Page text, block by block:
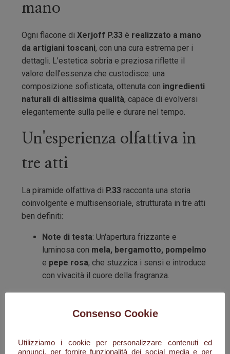
mano
Ogni flacone diXerjoff P.33 è realizzato a mano
da artigiani toscani, con una cura estrema per i
dettagli. L’estetica sobria e preziosa riflette il
valore dell’essenza che custodisce: una
composizione sofisticata, ottenuta con ingredienti
naturali di altissima qualità, capace di evolversi
elegantemente sulla pelle e durare nel tempo.
Un'esperienza olfattiva in
tre atti
La piramide olfattiva di P.33 racconta una storia
coinvolgente e multisensoriale, strutturata in tre atti
ben definiti:
Note di testa: Un'apertura frizzante e
luminosa con mela, bergamotto, pompelmo
e pepe rosa, che stuzzica i sensi e introduce
con vivacità il cuore della fragranza.
cannellasi intreccia con l’eleganza dell’
Consenso Cookie
Utilizziamo i cookie per personalizzare contenuti ed
annunci, per fornire funzionalità dei social media e per